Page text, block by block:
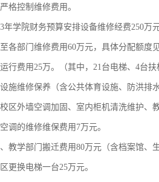
格控制维修费用。
年学院财务预算安排设备维修经费250万
各部门维修费用60万元，具体分配额度见
行费用25万。（其中，21台电梯、4台扶
施维修保养（含公共体育设施、防洪排水
区外墙空调加固、室内柜机清洗维护、
调的维修维保费用7万元。
教学部门搬迁费用80万元（含档案馆、
更换电梯一台25万元。